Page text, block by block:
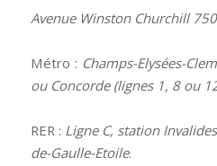
Avenue Winston Churchill
Métro : Champs-Elysées-
ou Concorde (lignes 1, 8 ou
RER : Ligne C, station
de-Gaulle-Etoile.